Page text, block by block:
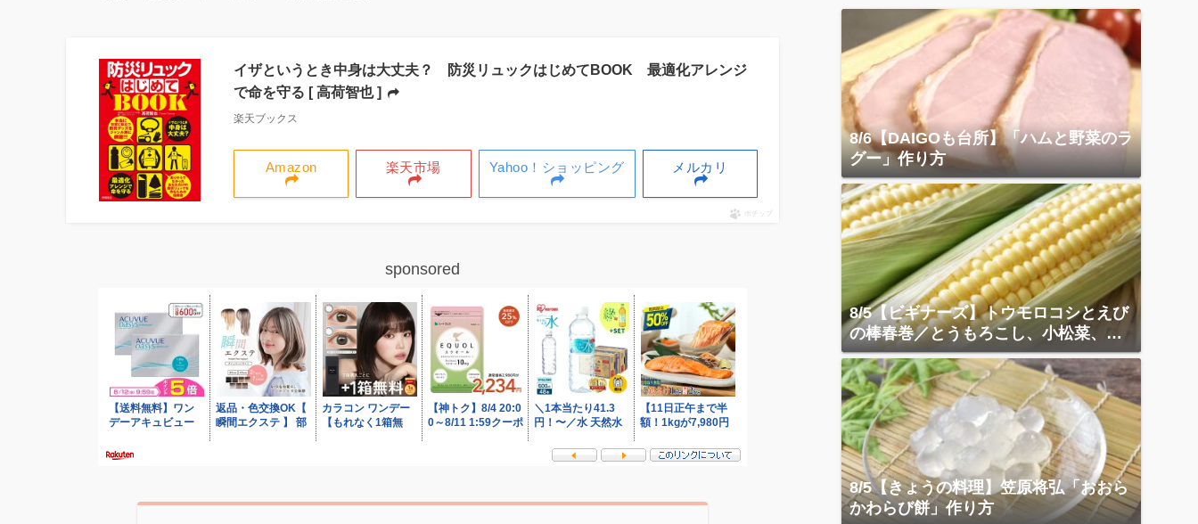
イザというとき中身は大丈夫？ 防災リュックはじめてBOOK 最適化アレンジ
で命を守る [ 高荷智也 ]
楽天ブックス
Amazon 楽天市場 Yahoo！ショッピング メルカリ
ポチップ
sponsored
8/6【DAIGOも台所】「ハムと野菜のラ
グー」作り方
8/5【ビギナーズ】トウモロコシとえび
の棒春巻／とうもろこし、小松菜、ベ
ーコン炒め
8/5【きょうの料理】笠原将弘「おおら
かわらび餅」作り方